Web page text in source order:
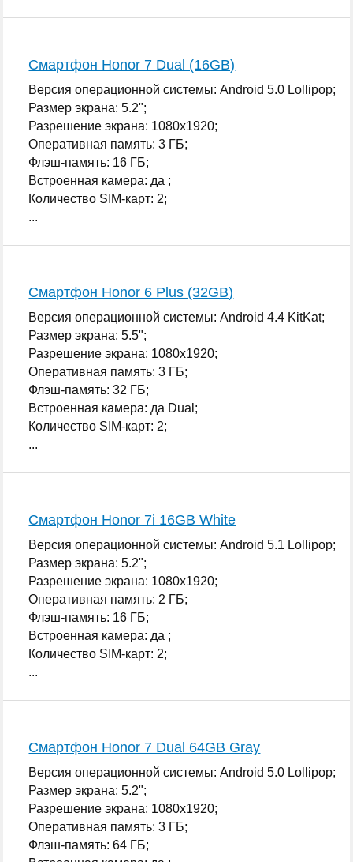
Смартфон Honor 7 Dual (16GB)
Версия операционной системы: Android 5.0 Lollipop;
Размер экрана: 5.2";
Разрешение экрана: 1080x1920;
Оперативная память: 3 ГБ;
Флэш-память: 16 ГБ;
Встроенная камера: да ;
Количество SIM-карт: 2;
...
Смартфон Honor 6 Plus (32GB)
Версия операционной системы: Android 4.4 KitKat;
Размер экрана: 5.5";
Разрешение экрана: 1080x1920;
Оперативная память: 3 ГБ;
Флэш-память: 32 ГБ;
Встроенная камера: да Dual;
Количество SIM-карт: 2;
...
Смартфон Honor 7i 16GB White
Версия операционной системы: Android 5.1 Lollipop;
Размер экрана: 5.2";
Разрешение экрана: 1080x1920;
Оперативная память: 2 ГБ;
Флэш-память: 16 ГБ;
Встроенная камера: да ;
Количество SIM-карт: 2;
...
Смартфон Honor 7 Dual 64GB Gray
Версия операционной системы: Android 5.0 Lollipop;
Размер экрана: 5.2";
Разрешение экрана: 1080x1920;
Оперативная память: 3 ГБ;
Флэш-память: 64 ГБ;